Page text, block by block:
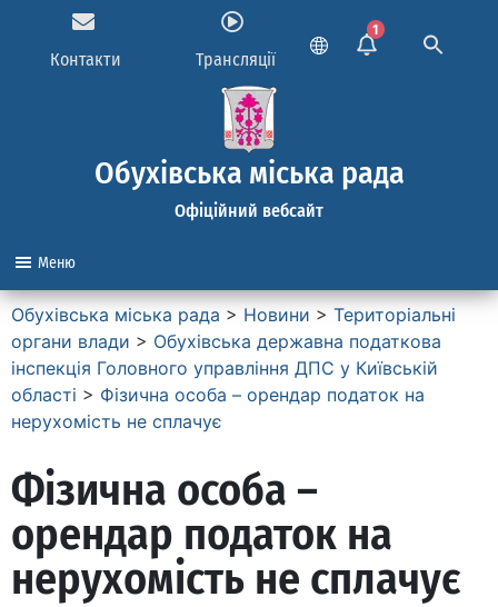
Контакти Трансляції
1
Обухівська міська рада
Офіційний вебсайт
Меню
Обухівська міська рада > Новини > Територіальні
органи влади > Обухівська державна податкова
інспекція Головного управління ДПС у Київській
області > Фізична особа – орендар податок на
нерухомість не сплачує
Фізична особа –
орендар податок на
нерухомість не сплачує